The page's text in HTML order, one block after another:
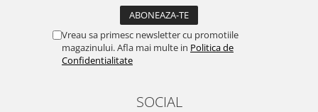
Vreau sa primesc newsletter cu promotiile
magazinului. Afla mai multe in Politica de
Confidentialitate
SOCIAL